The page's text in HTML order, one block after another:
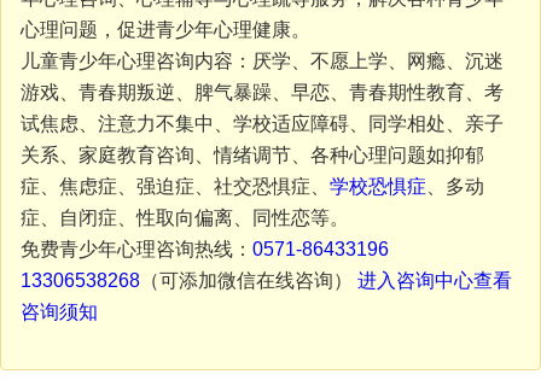
心理问题，促进青少年心理健康。
儿童青少年心理咨询内容：厌学、不愿上学、网瘾、沉迷
游戏、青春期叛逆、脾气暴躁、早恋、青春期性教育、考
试焦虑、注意力不集中、学校适应障碍、同学相处、亲子
关系、家庭教育咨询、情绪调节、各种心理问题如抑郁
症、焦虑症、强迫症、社交恐惧症、 学校恐惧症 、多动
症、自闭症、性取向偏离、同性恋等。
免费青少年心理咨询热线： 0571-86433196
13306538268（可添加微信在线咨询） 进入咨询中心查看
咨询须知